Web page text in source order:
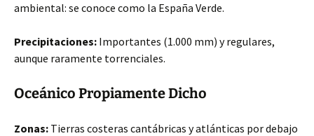
ambiental: se conoce como la España Verde.
Precipitaciones: Importantes (1.000 mm) y regulares,
aunque raramente torrenciales.
Oceánico Propiamente Dicho
Zonas: Tierras costeras cantábricas y atlánticas por debajo